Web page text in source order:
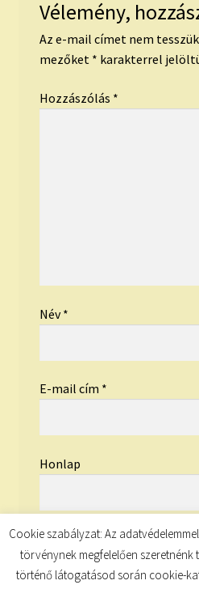
Vélemény,
Az e-mail címet nem
mezőket * karakterrel
Hozzászólás *
Név*
E-mail cím *
Honlap
Cookie szabályzat: Az
törvénynek megfelelően
történő látogatásod során cookie-